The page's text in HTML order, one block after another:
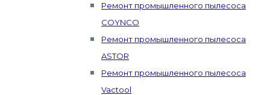
Ремонт промышленного пылесоса
COYNCO
Ремонт промышленного пылесоса
ASTOR
Ремонт промышленного пылесоса
Vactool